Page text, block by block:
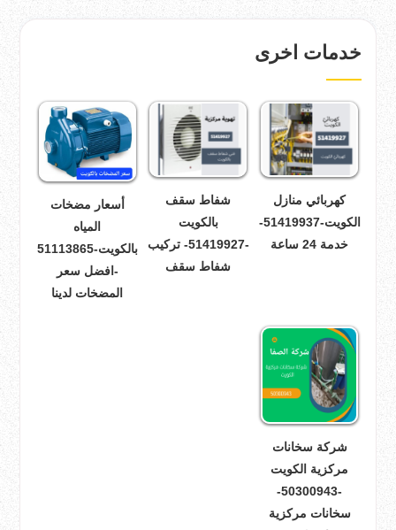
خدمات اخرى
كهربائي منازل
الكويت-51419937-
خدمة 24 ساعة
شفاط سقف
بالكويت
-51419927- تركيب
شفاط سقف
أسعار مضخات
المياه
بالكويت-51113865
-افضل سعر
المضخات لدينا
شركة سخانات
مركزية الكويت
-50300943-
سخانات مركزية